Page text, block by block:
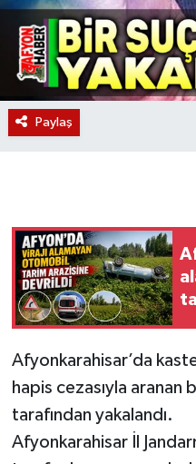
Paylaş
Afyonkarahisar’da
hapis cezasıyla aranan
tarafından yakalandı.
Afyonkarahisar İl